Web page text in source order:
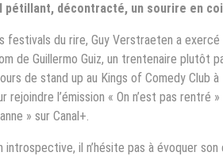
pétillant, décontracté, un sourire en
festivals du rire, Guy Verstraeten a
de Guillermo Guiz, un trentenaire plutôt
de stand up au Kings of Comedy Club
rejoindre l’émission « On n’est pas rentré
» sur Canal+.
introspective, il n’hésite pas à évoquer